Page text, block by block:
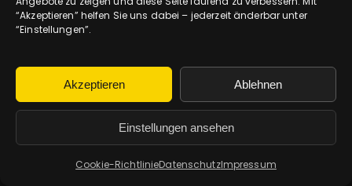
“Akzeptieren” helfen Sie uns dabei – jederzeit änderbar unter
“Einstellungen”.
Akzeptieren Ablehnen
Einstellungen ansehen
Cookie-RichtlinieDatenschutzImpressum
Weiterlesen
TasteWorks
Strategie- und Marketingpartner für
inhabergeführte Gastronomie &